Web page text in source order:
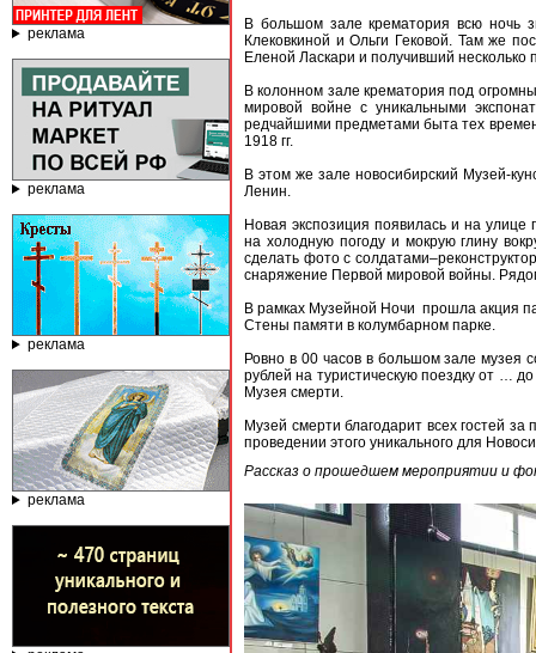
реклама
реклама
реклама
реклама
В большом зале крематория всю ночь
Клековкиной и Ольги Гековой. Там же
Еленой Ласкари и получивший
В колонном зале крематория под
мировой войне с уникальными
редчайшими предметами быта тех
1918 гг.
В этом же зале новосибирский Музей-
Ленин.
Новая экспозиция появилась и на
на холодную погоду и мокрую глину
сделать фото с
снаряжение Первой мировой войны.
В рамках Музейной Ночи прошла акция
Стены памяти в колумбарном парке.
Ровно в 00 часов в большом зале музея
рублей на туристическую поездку от …
Музея смерти.
Музей смерти благодарит всех гостей
проведении этого уникального для
Рассказ о прошедшем мероприятии и